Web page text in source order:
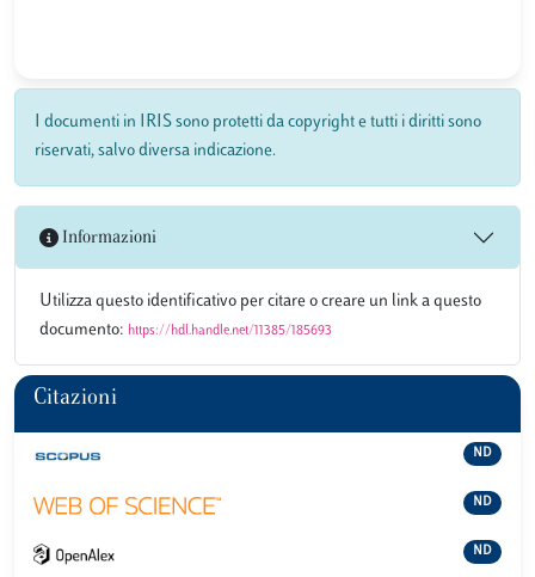
I documenti in IRIS sono protetti da copyright e tutti i diritti sono
riservati, salvo diversa indicazione.
Informazioni
Utilizza questo identificativo per citare o creare un link a questo
documento: https://hdl.handle.net/11385/185693
Citazioni
ND
ND
ND